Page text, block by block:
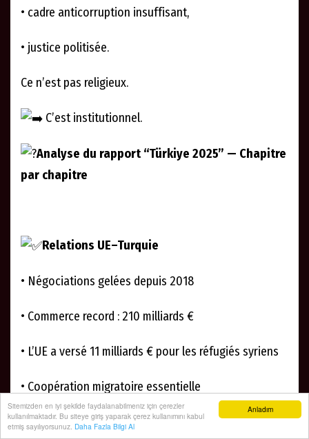
Anladım
Sitemizden en iyi şekilde faydalanabilmeniz için çerezler
kullanılmaktadır. Bu siteye giriş yaparak çerez kullanımını kabul
etmiş sayılıyorsunuz. Daha Fazla Bilgi Al
• cadre anticorruption insuffisant,
• justice politisée.
Ce n’est pas religieux.
C’est institutionnel.
Analyse du rapport “Türkiye 2025” — Chapitre
par chapitre
Relations UE–Turquie
• Négociations gelées depuis 2018
• Commerce record : 210 milliards €
• L’UE a versé 11 milliards € pour les réfugiés syriens
• Coopération migratoire essentielle
Politique étrangère (Chapitre 31)